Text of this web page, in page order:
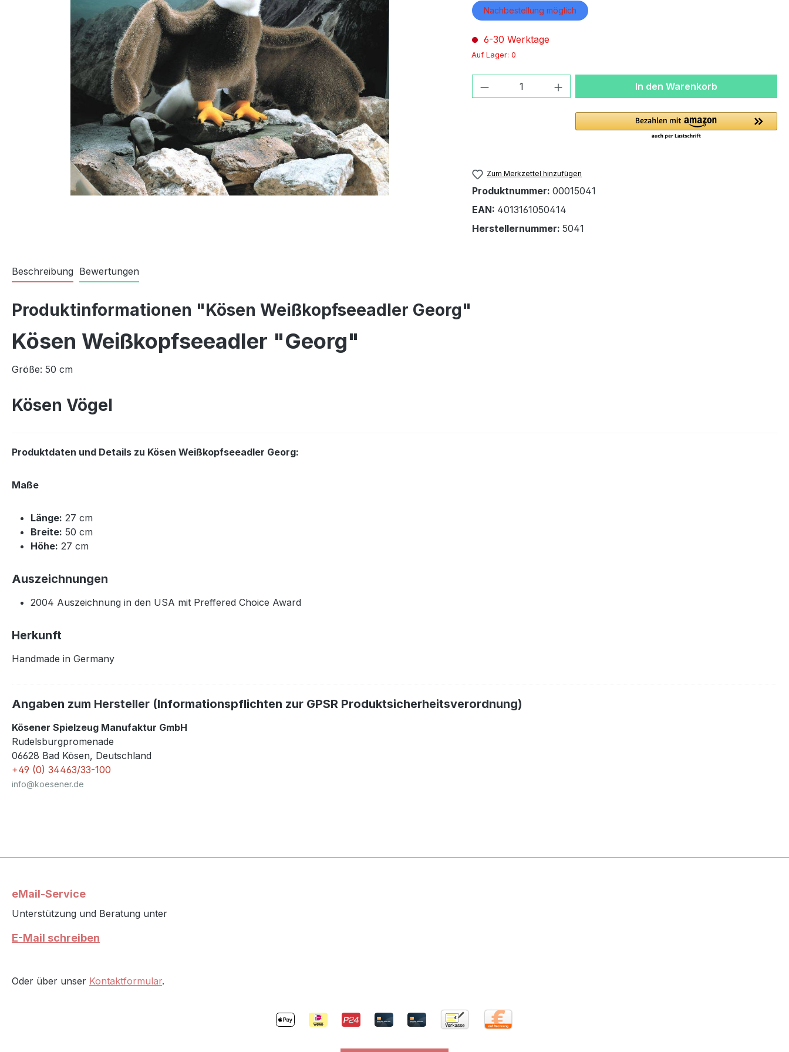
Nachbestellung möglich
6-30 Werktage
Auf Lager: 0
Produkt Anzahl: Gib den gewünschten Wert
In den Warenkorb
Zum Merkzettel hinzufügen
Produktnummer: 00015041
EAN: 4013161050414
Herstellernummer: 5041
Beschreibung Bewertungen
Produktinformationen "Kösen Weißkopfseeadler Georg"
Kösen Weißkopfseeadler "Georg"
Größe: 50 cm
Kösen Vögel
Produktdaten und Details zu Kösen Weißkopfseeadler Georg:
Maße
Länge: 27 cm
Breite: 50 cm
Höhe: 27 cm
Auszeichnungen
2004 Auszeichnung in den USA mit Preffered Choice Award
Herkunft
Handmade in Germany
Angaben zum Hersteller (Informationspflichten zur GPSR Produktsicherheitsverordnung)
Kösener Spielzeug Manufaktur GmbH
Rudelsburgpromenade
06628 Bad Kösen, Deutschland
+49 (0) 34463/33-100
info@koesener.de
eMail-Service
Unterstützung und Beratung unter
E-Mail schreiben
Oder über unser Kontaktformular.